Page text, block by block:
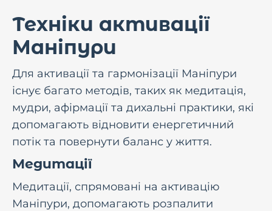
Техніки активації
Маніпури
Для активації та гармонізації Маніпури
існує багато методів, таких як медитація,
мудри, афірмації та дихальні практики, які
допомагають відновити енергетичний
потік та повернути баланс у життя.
Медитації
Медитації, спрямовані на активацію
Маніпури, допомагають розпалити